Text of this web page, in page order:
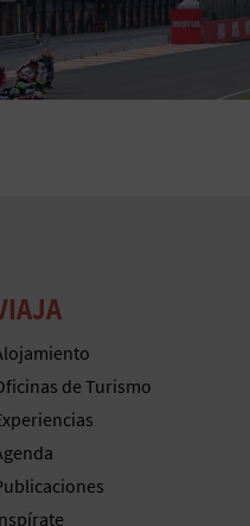
de Turismo